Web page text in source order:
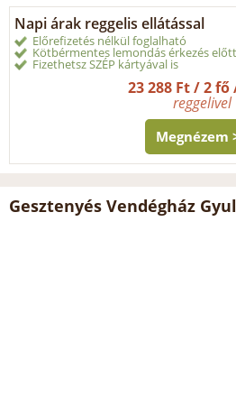
Napi árak reggelis ellátással
Előrefizetés nélkül foglalható
Kötbérmentes lemondás érkezés
Fizethetsz SZÉP kártyával is
23 288 Ft / 2
reggelivel
Megnézem
Gesztenyés Vendégház